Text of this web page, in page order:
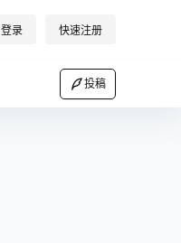
登录 快速注册
投稿